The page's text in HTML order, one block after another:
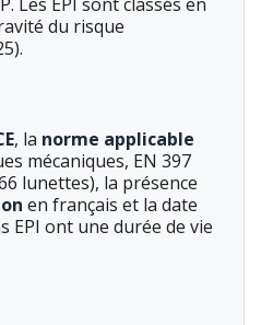
du risque
, la norme applicable
mécaniques, EN 397
lunettes), la présence
en français et la date
EPI ont une durée de vie